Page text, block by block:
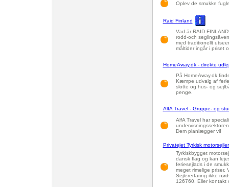
Oplev de smukke
Raid Finland
Vad är RAID
rodd-och
med traditionellt
måltider ingår i priset
HomeAway.dk - direkte
På HomeAway.dk
Kæmpe udvalg af
slotte og hus- og
penge.
AlfA Travel - Gruppe- og
AlfA Travel har
Dem planlægger vi!
Privatejet Tyrkisk
Tyrkiskbygget
dansk flag og kan
feriesejlads i de
meget rimelige priser.
Sejlererfaring ikke
126760. Eller kontakt